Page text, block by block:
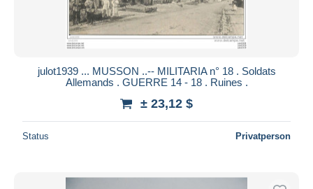
julot1939 ... MUSSON ..-- MILITARIA n° 18 . Soldats
Allemands . GUERRE 14 - 18 . Ruines .
± 23,12 $
Status Privatperson